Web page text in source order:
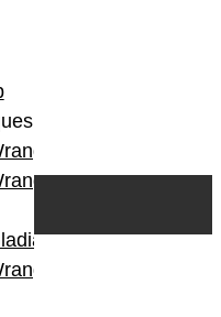
JL
V8